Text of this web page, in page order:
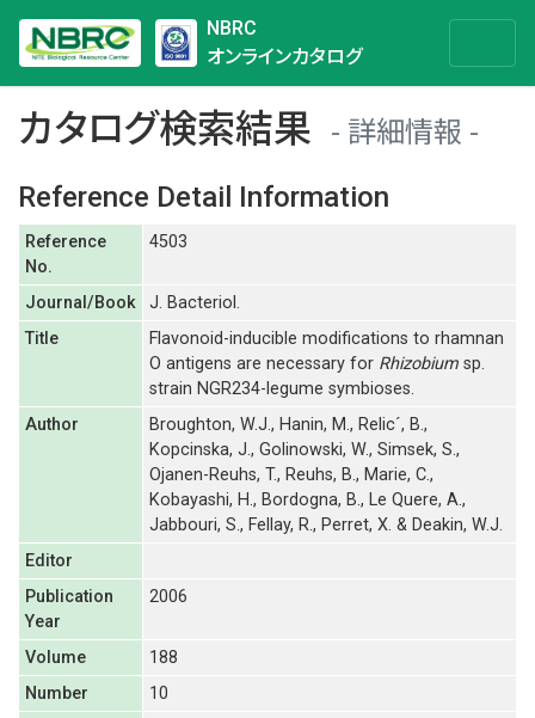
NBRC
オンラインカタログ
カタログ検索結果
詳細情報
Reference Detail Information
Reference
No.
4503
Journal/Book
J. Bacteriol.
Title
Flavonoid-inducible modifications to rhamnan
O antigens are necessary for Rhizobiumsp.
strain NGR234-legume symbioses.
Author
Broughton, W.J., Hanin, M., Relic´, B.,
Kopcinska, J., Golinowski, W., Simsek, S.,
Ojanen-Reuhs, T., Reuhs, B., Marie, C.,
Kobayashi, H., Bordogna, B., Le Quere, A.,
Jabbouri, S., Fellay, R., Perret, X. & Deakin, W.J.
Editor
Publication
Year
2006
Volume
188
Number
10